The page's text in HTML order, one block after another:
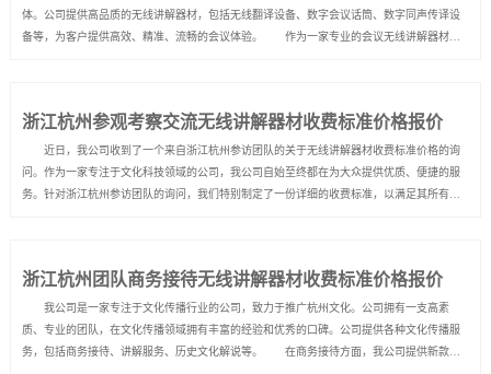
体。公司提供高品质的无线讲解器材，包括无线翻译设备、数字会议话筒、数字同声传译设
备等，为客户提供高效、精准、流畅的会议体验。 作为一家专业的会议无线讲解器材服
浙江杭州参观考察交流无线讲解器材收费标准价格报价
近日，我公司收到了一个来自浙江杭州参访团队的关于无线讲解器材收费标准价格的询
问。作为一家专注于文化科技领域的公司，我公司自始至终都在为大众提供优质、便捷的服
务。针对浙江杭州参访团队的询问，我们特别制定了一份详细的收费标准，以满足其所有需
浙江杭州团队商务接待无线讲解器材收费标准价格报价
我公司是一家专注于文化传播行业的公司，致力于推广杭州文化。公司拥有一支高素
质、专业的团队，在文化传播领域拥有丰富的经验和优秀的口碑。公司提供各种文化传播服
务，包括商务接待、讲解服务、历史文化解说等。 在商务接待方面，我公司提供新款的